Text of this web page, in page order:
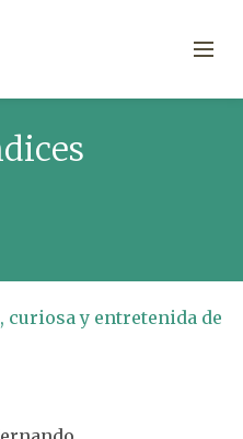
curiosa y entretenida de